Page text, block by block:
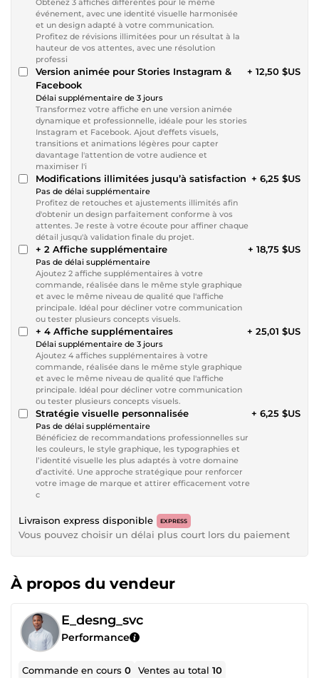
Obtenez 3 affiches différentes pour le même
événement, avec une identité visuelle harmonisée
et un design adapté à votre communication.
Profitez de révisions illimitées pour un résultat à la
hauteur de vos attentes, avec une résolution
professi
Version animée pour Stories Instagram &
Facebook
Délai supplémentaire de 3 jours
Transformez votre affiche en une version animée
dynamique et professionnelle, idéale pour les stories
Instagram et Facebook. Ajout d'effets visuels,
transitions et animations légères pour capter
davantage l'attention de votre audience et
maximiser l'i
+ 12,50 $US
Modifications illimitées jusqu’à satisfaction
Pas de délai supplémentaire
Profitez de retouches et ajustements illimités afin
d'obtenir un design parfaitement conforme à vos
attentes. Je reste à votre écoute pour affiner chaque
détail jusqu'à validation finale du projet.
+ 6,25 $US
+ 2 Affiche supplémentaire
Pas de délai supplémentaire
Ajoutez 2 affiche supplémentaires à votre
commande, réalisée dans le même style graphique
et avec le même niveau de qualité que l'affiche
principale. Idéal pour décliner votre communication
ou tester plusieurs concepts visuels.
+ 18,75 $US
+ 4 Affiche supplémentaires
Délai supplémentaire de 3 jours
Ajoutez 4 affiches supplémentaires à votre
commande, réalisée dans le même style graphique
et avec le même niveau de qualité que l'affiche
principale. Idéal pour décliner votre communication
ou tester plusieurs concepts visuels.
+ 25,01 $US
Stratégie visuelle personnalisée
Pas de délai supplémentaire
Bénéficiez de recommandations professionnelles sur
les couleurs, le style graphique, les typographies et
l’identité visuelle les plus adaptés à votre domaine
d’activité. Une approche stratégique pour renforcer
votre image de marque et attirer efficacement votre
c
+ 6,25 $US
Livraison express disponible EXPRESS
Vous pouvez choisir un délai plus court lors du paiement
À propos du vendeur
E_desng_svc
Performance
Commande en cours0 Ventes au total10